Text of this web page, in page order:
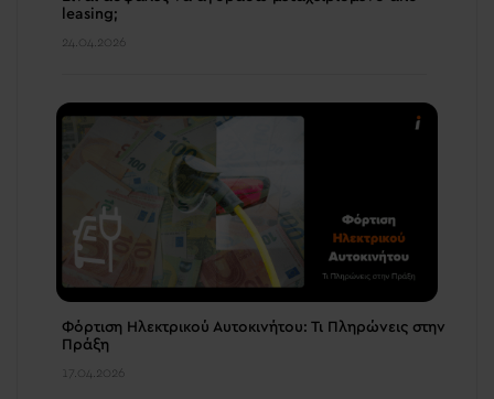
leasing;
24.04.2026
Φόρτιση Ηλεκτρικού Αυτοκινήτου: Τι Πληρώνεις στην
Πράξη
17.04.2026